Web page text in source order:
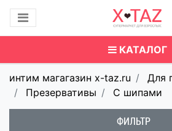
КАТАЛОГ
интим магагазин x-taz.ru
Для
Презервативы
С шипами
ФИЛЬТР